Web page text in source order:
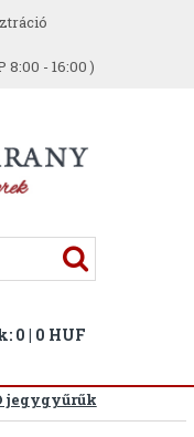
8:00 - 16:00 )
0 | 0 HUF
jegygyűrűk